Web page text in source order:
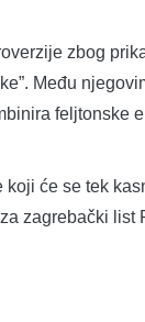
zbog
Među
feljtonske
će se tek
zagrebački list